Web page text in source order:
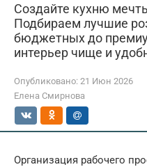
Создайте кухню
Подбираем лучшие
бюджетных до
интерьер чище и
Опубликовано: 21 Июн 2026
Елена Смирнова
Организация рабочего